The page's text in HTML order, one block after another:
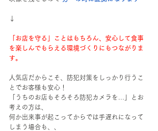
↓
「お店を守る」ことはもちろん、安心して食事
を楽しんでもらえる環境づくりにもつながりま
す。
人気店だからこそ、防犯対策をしっかり行うこ
とでお客様も安心！
「うちのお店もそろそろ防犯カメラを…」とお
考えの方は、
何か出来事が起こってからでは手遅れになって
しまう場合も、、